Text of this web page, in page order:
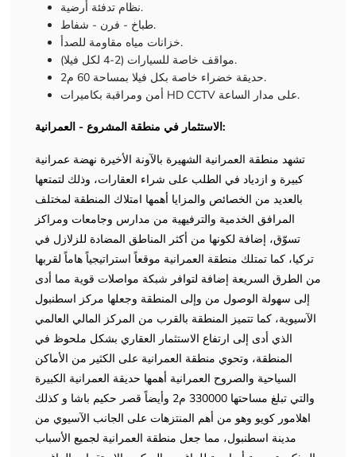
نظام تدفئة أرضية.
طباخ - فرن - شفاط.
خزانات مياه مقاومة للصدأ.
مواقف خاصة للسيارات (2-4 لكل فيلا).
حديقة خضراء خاصة بكل فيلا بمساحة 60 م2.
أمن ومراقبة بكاميرات HD CCTV على مدار الساعة.
الاستثمار في منطقة المشروع - العمرانية:
تشهد منطقة العمرانية الشهيرة بالآونة الأخيرة نهضة عمرانية
كبيرة و ازدياد في الطلب على شراء العقارات، وذلك لتمتعها
بالعديد من الخصائص والمزايا أهمها امتلاك المنطقة لمختلف
المرافق الخدمية والترفيهية من مدارس وجامعات ومراكز
تسوّق، إضافة لكونها من أكثر المناطق المضادة للزلازل في
تركيا، كما تمتلك منطقة العمرانية موقعاً استراتيجياً هاماً لقربها
من الطرق السريعة إضافة لتوافر شبكة مواصلات قوية مما أدى
إلى سهولة الوصول من وإلى المنطقة وجعلها مركز اسطنبول
الآسيوية، كما تتميز المنطقة بالقرب من المركز المالي العالمي
الذي أدى إلى ارتفاع الاستثمار العقاري بشكل ملحوظ في
المنطقة، وتحوي منطقة العمرانية على الكثير من الأماكن
السياحية والصروح العمرانية أهمها حديقة العمرانية الكبيرة
والتي تبلغ مساحتها 330000 م2 وأيضاً قصر حكيم باشا و كذلك
اهلامور كويو وهو من أهم المنتزهات على الجانب الآسيوي من
مدينة اسطنبول، مما جعل منطقة العمرانية لجميع الأسباب